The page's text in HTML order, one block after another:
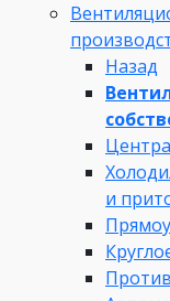
Назад
и